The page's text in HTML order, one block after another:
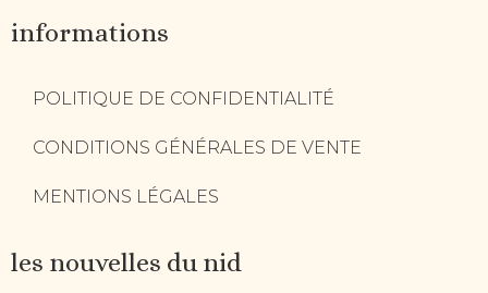
informations
POLITIQUE DE CONFIDENTIALITÉ
CONDITIONS GÉNÉRALES DE VENTE
MENTIONS LÉGALES
les nouvelles du nid